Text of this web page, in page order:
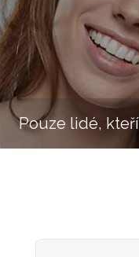
Pouze lidé,